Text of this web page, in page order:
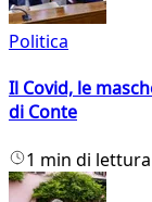
Politica
Il Covid, le
di Conte
1 min di lettura